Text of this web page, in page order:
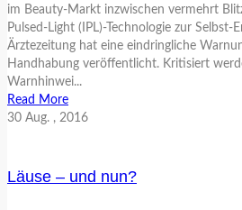
im Beauty-Markt inzwischen vermehrt
Pulsed-Light (IPL)-Technologie zur Selbst-
Ärztezeitung hat eine eindringliche
Handhabung veröffentlicht. Kritisiert
Warnhinwei...
Read More
30 Aug. , 2016
Läuse – und nun?